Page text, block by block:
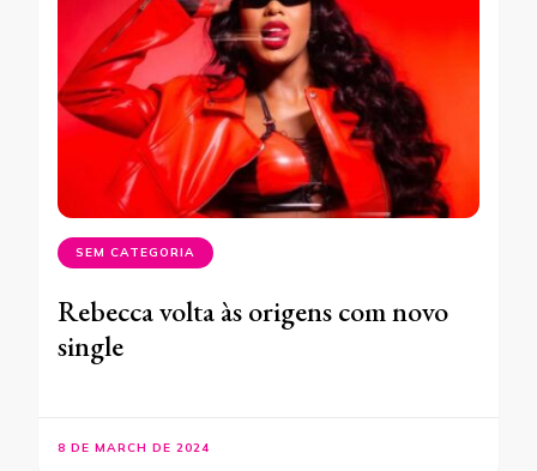
SEM CATEGORIA
Rebecca volta às origens com novo
single
8 DE MARCH DE 2024